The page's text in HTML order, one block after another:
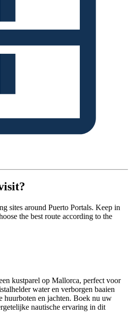
sites around Puerto Portals. Keep in
the best route according to the
kustparel op Mallorca, perfect voor
water en verborgen baaien
huurboten en jachten. Boek nu uw
nautische ervaring in dit